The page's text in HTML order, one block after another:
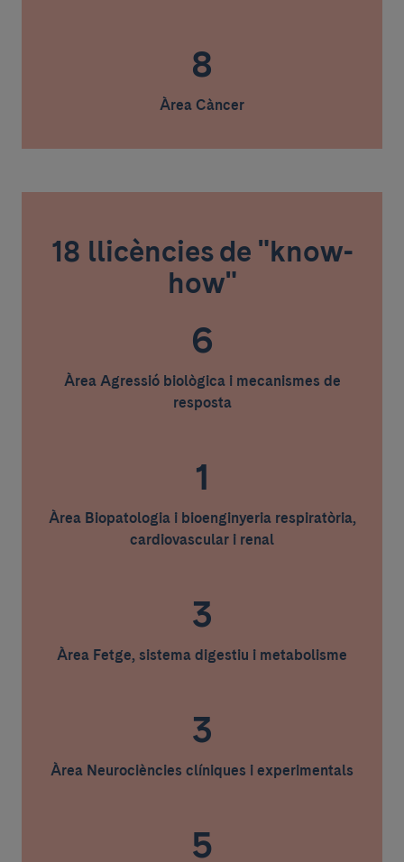
8
Àrea Càncer
18 llicències de "know-
how"
6
Àrea Agressió biològica i mecanismes de
resposta
1
Àrea Biopatologia i bioenginyeria respiratòria,
cardiovascular i renal
3
Àrea Fetge, sistema digestiu i metabolisme
3
Àrea Neurociències clíniques i experimentals
5